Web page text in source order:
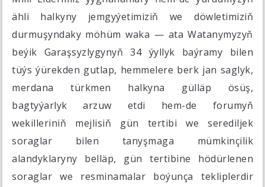
ähli halkyny jemgyýetimiziň we döwletimiziň
durmuşyndaky möhüm waka — ata Watanymyzyň
beýik Garaşsyzlygynyň 34 ýyllyk baýramy bilen
tüýs ýürekden gutlap, hemmelere berk jan saglyk,
merdana türkmen halkyna gülläp ösüş,
bagtyýarlyk arzuw etdi hem-de forumyň
wekilleriniň mejlisiň gün tertibi we serediljek
soraglar bilen tanyşmaga mümkinçilik
alandyklaryny belläp, gün tertibine hödürlenen
soraglar we resminamalar boýunça tekliplerdir